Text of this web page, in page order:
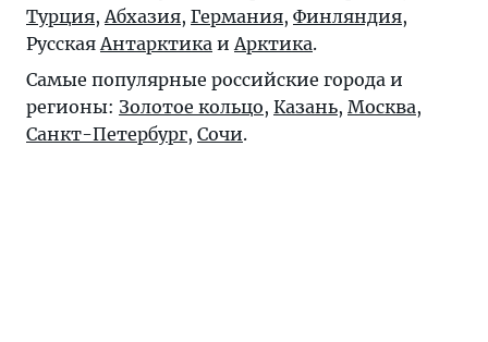
Турция,Абхазия, Германия, Финляндия,
РусскаяАнтарктика иАрктика.
Самые популярные российские города и
регионы: Золотое кольцо, Казань, Москва,
Санкт-Петербург, Сочи.